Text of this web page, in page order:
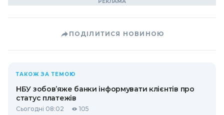
ПОДІЛИТИСЯ НОВИНОЮ
ТАКОЖ ЗА ТЕМОЮ
НБУ зобов’яже банки інформувати клієнтів про
статус платежів
Сьогодні 08:02 105